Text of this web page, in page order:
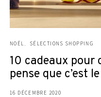
NOËL SÉLECTIONS SHOPPING
10 cadeaux pour
pense que c’est
16 DÉCEMBRE 2020